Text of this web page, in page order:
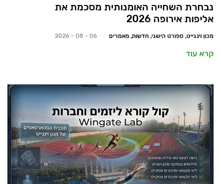
נבחרת השחייה האומנותית מסכמת את
אליפות אירופה 2026
מכון וינגייט, ספורט הישגי, חדשות, מאמרים 06 - 08 - 2026
קרא עוד